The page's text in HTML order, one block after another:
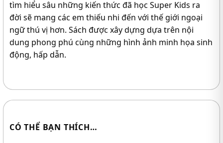
tìm hiểu sâu những kiến thức đã học Super Kids ra
đời sẽ mang các em thiếu nhi đến với thế giới ngoại
ngữ thú vị hơn. Sách được xây dựng dựa trên nội
dung phong phú cùng những hình ảnh minh họa sinh
động, hấp dẫn.
CÓ THỂ BẠN THÍCH…